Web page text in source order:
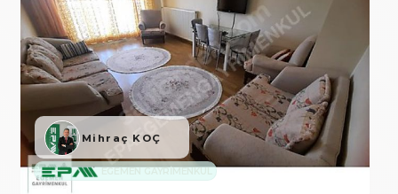
EGEMEN GAYRİMENKUL
Mihraç KOÇ